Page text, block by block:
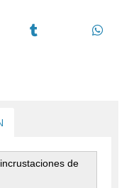
de